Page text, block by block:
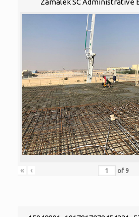
Zamalek SC Administrative
« ‹ of 9